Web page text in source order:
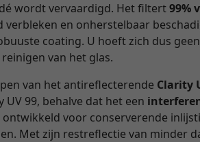
wordt vervaardigd. Het filtert99%
verbleken en onherstelbaar
coating. U hoeft zich dus
van het glas.
van het antireflecterende Clarity
UV 99, behalve dat het een
ontwikkeld voor conserverende
Met zijn restreflectie van minder